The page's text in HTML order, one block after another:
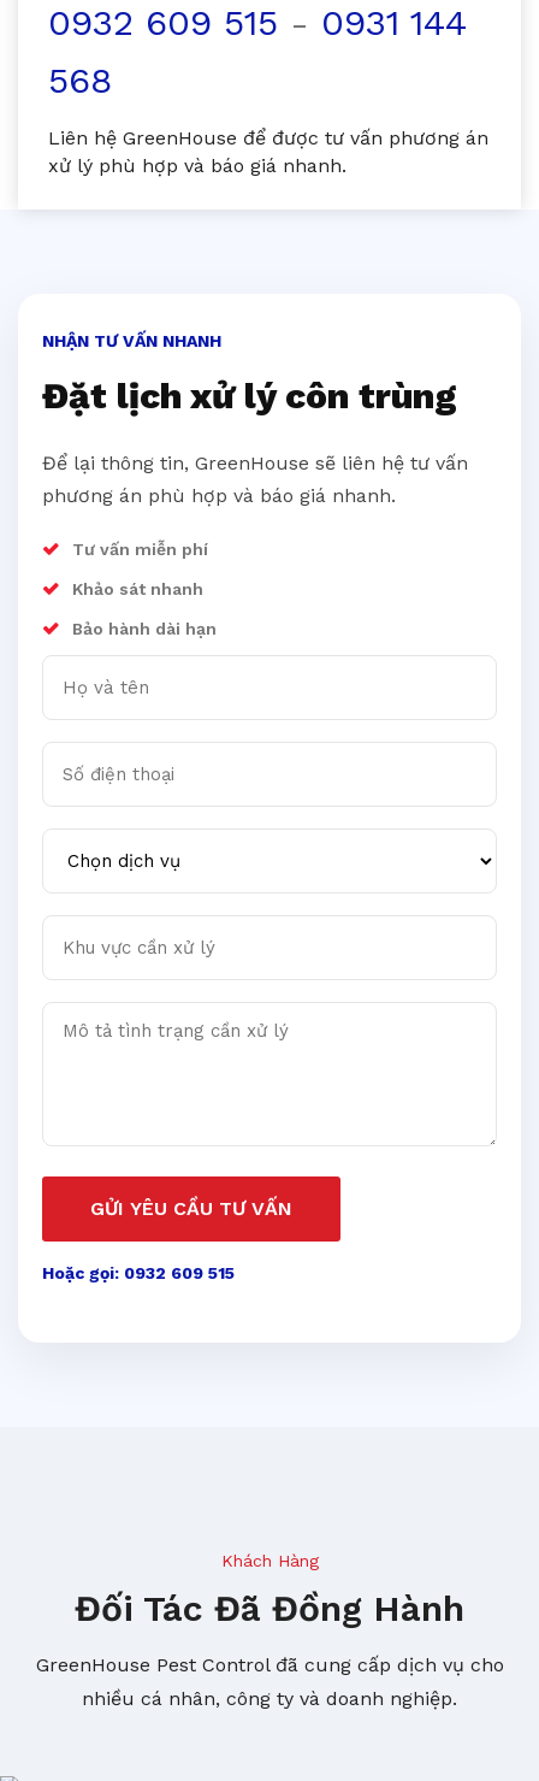
0932 609 515 - 0931 144
568
Liên hệ GreenHouse để được tư vấn phương án
xử lý phù hợp và báo giá nhanh.
NHẬN TƯ VẤN NHANH
Đặt lịch xử lý côn trùng
Để lại thông tin, GreenHouse sẽ liên hệ tư vấn
phương án phù hợp và báo giá nhanh.
Tư vấn miễn phí
Khảo sát nhanh
Bảo hành dài hạn
Họ và tên
Số điện thoại
Chọn dịch vụ
Khu vực cần xử lý
Mô tả tình trạng cần xử lý
GỬI YÊU CẦU TƯ VẤN
Hoặc gọi: 0932 609 515
Khách Hàng
Đối Tác Đã Đồng Hành
GreenHouse Pest Control đã cung cấp dịch vụ cho
nhiều cá nhân, công ty và doanh nghiệp.